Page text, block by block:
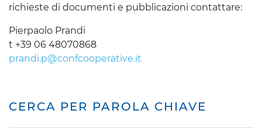
richieste di documenti e pubblicazioni contattare:
Pierpaolo Prandi
t +39 06 48070868
prandi.p@confcooperative.it
CERCA PER PAROLA CHIAVE